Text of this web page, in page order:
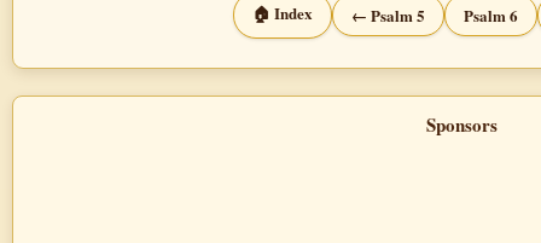
🏠 Index ← Psalm 5 Psalm 6
Sponsors